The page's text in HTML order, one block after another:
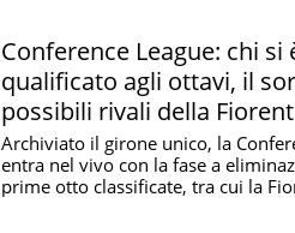
Conference League: chi si
qualificato agli ottavi, il
possibili rivali della
Archiviato il girone unico, la
entra nel vivo con la fase a
prime otto classificate, tra cui la